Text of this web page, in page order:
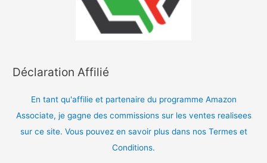
Déclaration Affilié
En tant qu'affilie et partenaire du programme Amazon
Associate, je gagne des commissions sur les ventes realisees
sur ce site. Vous pouvez en savoir plus dans nos Termes et
Conditions.